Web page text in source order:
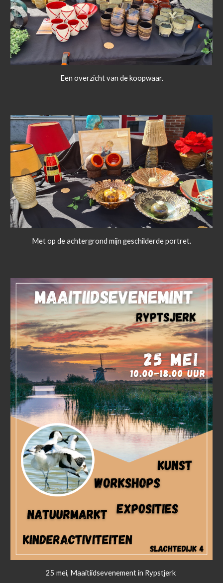
Een overzicht van de koopwaar.
Met op de achtergrond mijn geschilderde portret.
25 mei, Maaitiidsevenement in Rypstjerk